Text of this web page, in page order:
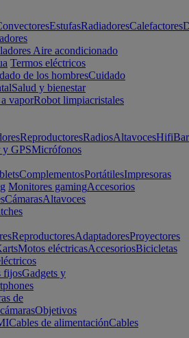
EstufasRadiadoresCalefactores
Aire acondicionado
Termos eléctricos
de los hombresCuidado
Salud y bienestar
vaporRobot limpiacristales
ReproductoresRadiosAltavocesHifi
GPSMicrófonos
ComplementosPortátilesImpresoras
Monitores gamingAccesorios
CámarasAltavoces
ReproductoresAdaptadoresProyectores
Motos eléctricasAccesoriosBicicletas
fijosGadgets y
de
Objetivos
Cables de alimentaciónCables